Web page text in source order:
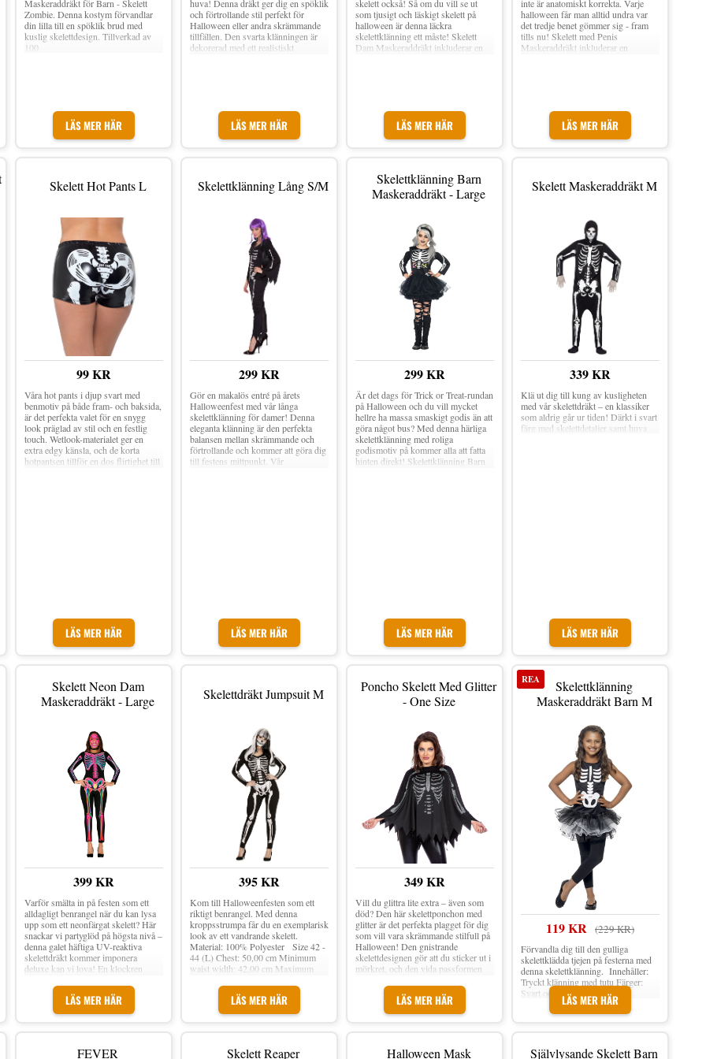
LÄS MER HÄR
Maskeraddräkt för Barn - Skelett
Zombie. Denna kostym förvandlar
din lilla till en spöklik brud med
kuslig skelettdesign. Tillverkad av
100
LÄS MER HÄR
huva! Denna dräkt ger dig en spöklik
och förtrollande stil perfekt för
Halloween eller andra skrämmande
tillfällen. Den svarta klänningen är
dekorerad med ett realistiskt
LÄS MER HÄR
skelett också! Så om du vill se ut
som tjusigt och läskigt skelett på
halloween är denna läckra
skelettklänning ett måste! Skelett
Dam Maskeraddräkt inkluderar en
matchande långa svarta handskar
med vita skelettmotiv. Material:
Polyester Finns i storlek: X-Small,
LÄS MER HÄR
inte är anatomiskt korrekta. Varje
halloween får man alltid undra var
det tredje benet gömmer sig - fram
tills nu! Skelett med Penis
Maskeraddräkt inkluderar en
Polyester Finns i storlek: Medium
och Large Inkl. Jumpsuit och mask
OBS! Handskar ingår ej
Skelett Hot Pants L
99 KR
LÄS MER HÄR
Våra hot pants i djup svart med
benmotiv på både fram- och baksida,
är det perfekta valet för en snygg
look präglad av stil och en festlig
touch. Wetlook-materialet ger en
extra edgy känsla, och de korta
hotpantsen tillför en dos flirtighet till
Skelettklänning Lång S/M
299 KR
LÄS MER HÄR
Gör en makalös entré på årets
Halloweenfest med vår långa
skelettklänning för damer! Denna
eleganta klänning är den perfekta
balansen mellan skrämmande och
förtrollande och kommer att göra dig
till festens mittpunkt. Vår
Skelettklänning Barn
Maskeraddräkt - Large
299 KR
LÄS MER HÄR
Är det dags för Trick or Treat-rundan
på Halloween och du vill mycket
hellre ha massa smaskigt godis än att
göra något bus? Med denna härliga
skelettklänning med roliga
godismotiv på kommer alla att fatta
hinten direkt! Skelettklänning Barn
Skelett Maskeraddräkt M
339 KR
LÄS MER HÄR
Klä ut dig till kung av kusligheten
med vår skelettdräkt – en klassiker
som aldrig går ur tiden! Därkt i svart
färg med skelettdetaljer samt huva
Skelett Neon Dam
Maskeraddräkt - Large
399 KR
LÄS MER HÄR
Varför smälta in på festen som ett
alldagligt benrangel när du kan lysa
upp som ett neonfärgat skelett? Här
snackar vi partyglöd på högsta nivå –
denna galet häftiga UV-reaktiva
skelettdräkt kommer imponera
deluxe kan vi lova! En klockren
festen. Skelett Neon Dam
Maskeraddräkt inkluderar en svart
jumpsuit med neonfärgat
Skelettdräkt Jumpsuit M
395 KR
LÄS MER HÄR
Kom till Halloweenfesten som ett
riktigt benrangel. Med denna
kroppsstrumpa får du en exemplarisk
look av ett vandrande skelett.
Material: 100% Polyester Size 42 -
44 (L) Chest: 50,00 cm Minimum
waist width: 42,00 cm Maximum
149,00 cm Minimum width hip:
48,00 cm Maximum width hip:
53,00 cm Size 38 - 40 (M) Chest:
42,00 cm Total length: 145,00 cm
Poncho Skelett Med Glitter
- One Size
349 KR
LÄS MER HÄR
Vill du glittra lite extra – även som
död? Den här skelettponchon med
glitter är det perfekta plagget för dig
som vill vara skrämmande stilfull på
Halloween! Den gnistrande
skelettdesignen gör att du sticker ut i
mörkret, och den vida passformen
lika bra till en klänning som ett par
svarta leggings. Poncho Skelett med
Glitter är en svart poncho med
den extra effektfull. Kombinera med
Skelettklänning
Maskeraddräkt Barn M
REA
119 KR (229 KR)
LÄS MER HÄR
Förvandla dig till den gulliga
skelettklädda tjejen på festerna med
denna skelettklänning. Innehåller:
Tryckt klänning med tutu Färger:
Svart och vitt
FEVER
Skelett Reaper
Halloween Mask
Självlysande Skelett Barn